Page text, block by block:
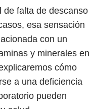
falta de descanso
esa sensación
con un
y minerales en
cómo
a una deficiencia
pueden